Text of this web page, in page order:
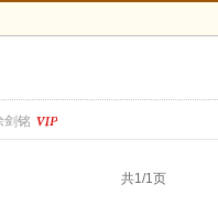
剑铭
共1/1页